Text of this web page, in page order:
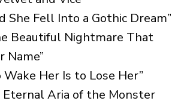
She Fell Into a Gothic Dream”
Beautiful Nightmare That
Name”
Wake Her Is to Lose Her”
Eternal Aria of the Monster